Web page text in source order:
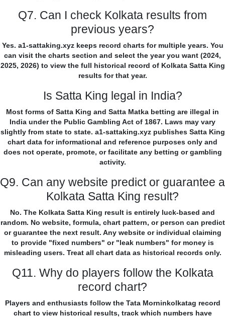
Q7. Can I check Kolkata results from
previous years?
Yes. a1-sattaking.xyz keeps record charts for multiple years. You
can visit the charts section and select the year you want (2024,
2025, 2026) to view the full historical record of Kolkata Satta King
results for that year.
Is Satta King legal in India?
Most forms of Satta King and Satta Matka betting are illegal in
India under the Public Gambling Act of 1867. Laws may vary
slightly from state to state. a1-sattaking.xyz publishes Satta King
chart data for informational and reference purposes only and
does not operate, promote, or facilitate any betting or gambling
activity.
Q9. Can any website predict or guarantee a
Kolkata Satta King result?
No. The Kolkata Satta King result is entirely luck-based and
random. No website, formula, chart pattern, or person can predict
or guarantee the next result. Any website or individual claiming
to provide "fixed numbers" or "leak numbers" for money is
misleading users. Treat all chart data as historical records only.
Q11. Why do players follow the Kolkata
record chart?
Players and enthusiasts follow the Tata Morninkolkatag record
chart to view historical results, track which numbers have